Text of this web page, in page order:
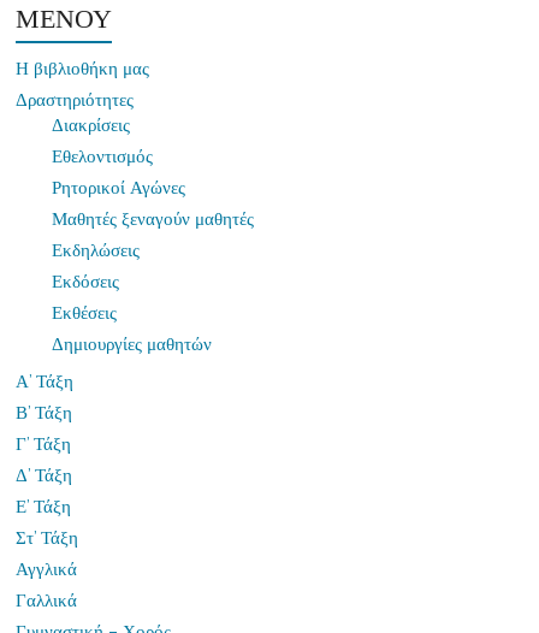
ΜΕΝΟΥ
Η βιβλιοθήκη μας
Δραστηριότητες
Διακρίσεις
Εθελοντισμός
Ρητορικοί Αγώνες
Μαθητές ξεναγούν μαθητές
Εκδηλώσεις
Εκδόσεις
Εκθέσεις
Δημιουργίες μαθητών
Α’ Τάξη
Β’ Τάξη
Γ’ Τάξη
Δ’ Τάξη
Ε’ Τάξη
Στ’ Τάξη
Αγγλικά
Γαλλικά